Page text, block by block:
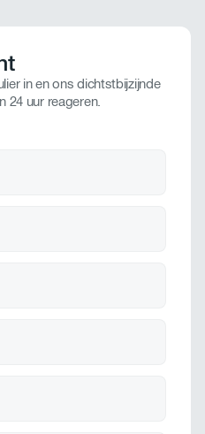
in en ons dichtstbijzijnde
24 uur reageren.